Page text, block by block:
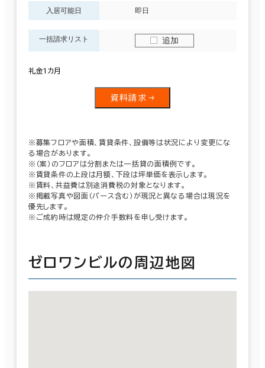
入居可能日 即日
一括請求リスト 追加
礼金1カ月
資料請求
※募集フロアや面積、賃貸条件、設備等は状況により変更にな
る場合があります。
※（案）のフロアは分割または一括貸の面積例です。
※賃貸条件の上段は月額、下段は坪単価を表示します。
※賃料、共益費は別途消費税の対象となります。
※掲載写真や図面（パース含む）が現況と異なる場合は現況を
優先します。
※ご成約時は規定の仲介手数料を申し受けます。
ゼロワンビルの周辺地図